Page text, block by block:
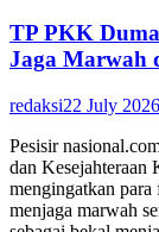
TP PKK
Jaga Marwah
redaksi22 July 2026
Pesisir
dan
mengingatkan
menjaga marwah